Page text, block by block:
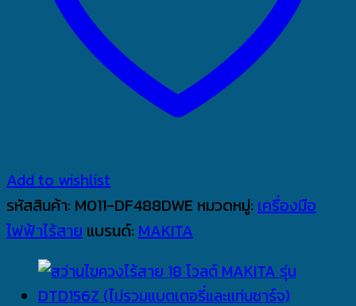
Add to wishlist
รหัสสินค้า: M011-DF488DWE หมวดหมู่: เครื่องมือ
ไฟฟ้าไร้สาย แบรนด์: MAKITA